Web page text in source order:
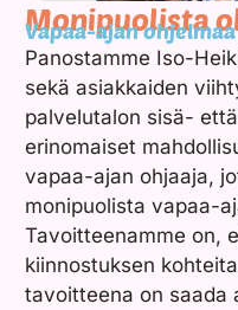
Monipuolista
Vapaa-ajan ohjelmaa
Panostamme Iso-
sekä asiakkaiden
palvelutalon sisä-
erinomaiset
vapaa-ajan ohjaaja,
monipuolista vapaa-
Tavoitteenamme on,
kiinnostuksen
tavoitteena on saada